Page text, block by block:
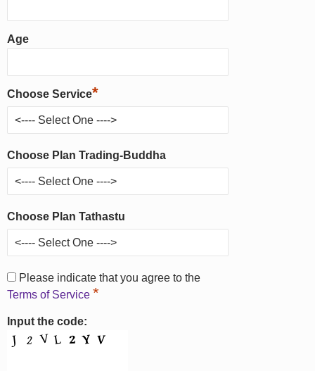
Age
Choose Service*
Choose Plan Trading-Buddha
Choose Plan Tathastu
Please indicate that you agree to the
Terms of Service *
Input the code: